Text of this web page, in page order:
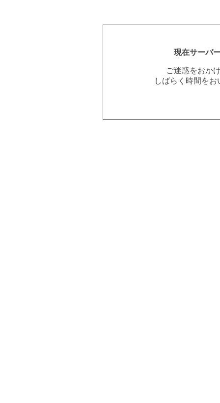
現在サーバ
ご迷惑をおか
しばらく時間を